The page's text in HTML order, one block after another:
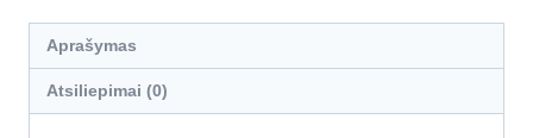
Aprašymas
Atsiliepimai (0)